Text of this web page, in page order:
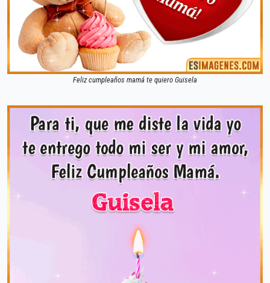
Feliz cumpleaños mamá te quiero Guisela